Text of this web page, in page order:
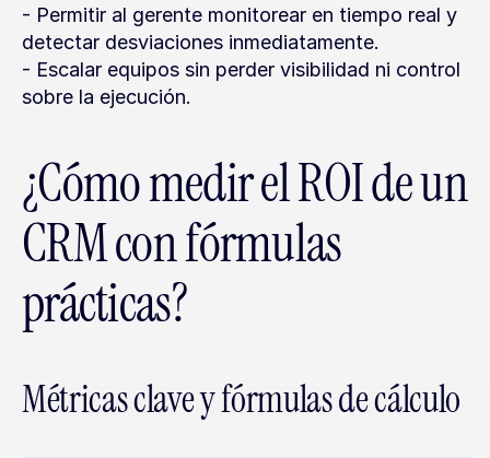
- Permitir al gerente monitorear en tiempo real y
detectar desviaciones inmediatamente.
- Escalar equipos sin perder visibilidad ni control
sobre la ejecución.
¿Cómo medir el ROI de un
CRM con fórmulas
prácticas?
Métricas clave y fórmulas de cálculo